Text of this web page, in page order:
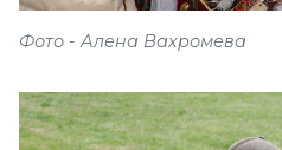
Фото - Алена Вахромева